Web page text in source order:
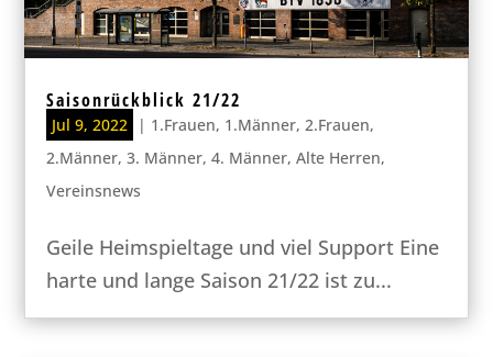
Saisonrückblick 21/22
Jul 9, 2022 | 1.Frauen, 1.Männer,2.Frauen,
2.Männer,3. Männer,4. Männer,Alte Herren,
Vereinsnews
Geile Heimspieltage und viel Support Eine
harte und lange Saison 21/22 ist zu...